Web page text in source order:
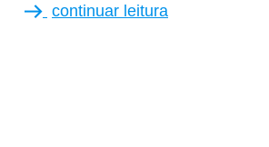
continuar leitura